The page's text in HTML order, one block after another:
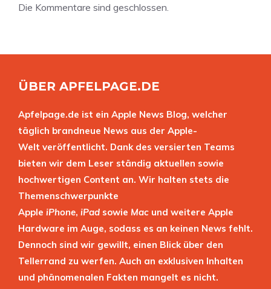
Die Kommentare sind geschlossen.
ÜBER APFELPAGE.DE
Apfelpage.de ist ein Apple News Blog, welcher
täglich brandneue News aus der Apple-
Welt veröffentlicht. Dank des versierten Teams
bieten wir dem Leser ständig aktuellen sowie
hochwertigen Content an. Wir halten stets die
Themenschwerpunkte
Apple iPhone, iPad sowie Mac und weitere Apple
Hardware im Auge, sodass es an keinen News fehlt.
Dennoch sind wir gewillt, einen Blick über den
Tellerrand zu werfen. Auch an exklusiven Inhalten
und phänomenalen Fakten mangelt es nicht.